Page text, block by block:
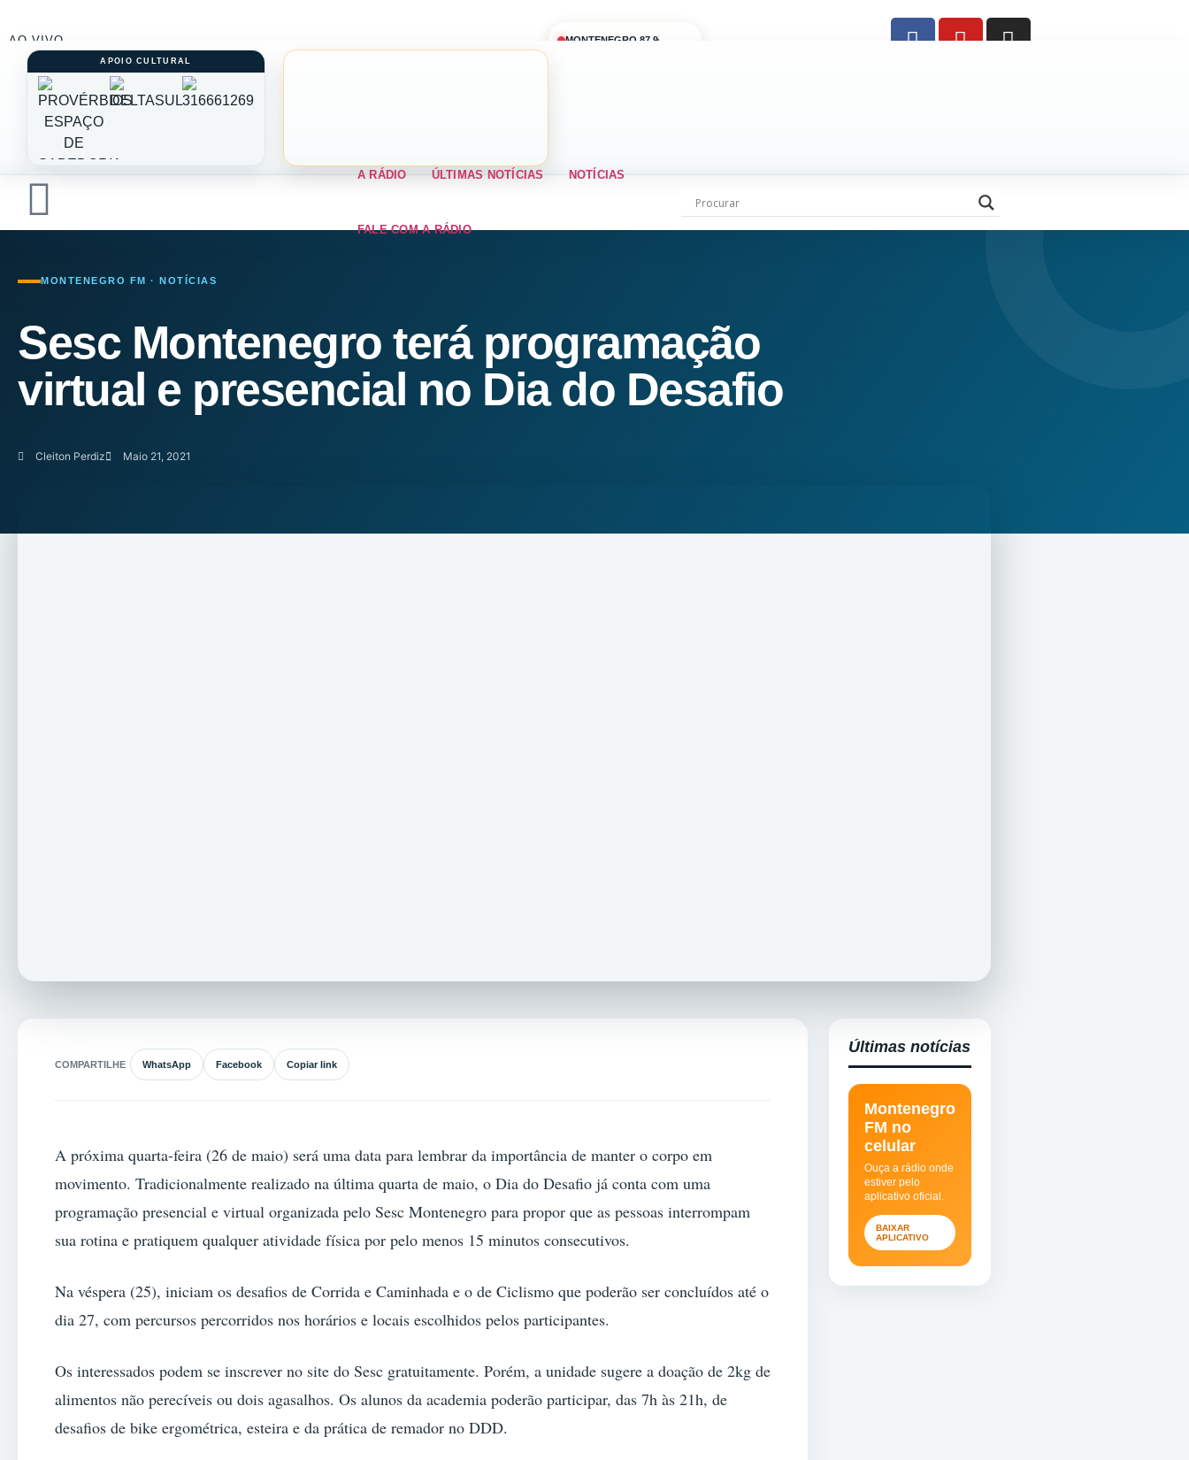
AO VIVO MONTENEGRO 87,9
A RÁDIO ÚLTIMAS NOTÍCIAS NOTÍCIAS
FALE COM A RÁDIO
MONTENEGRO FM · NOTÍCIAS
Sesc Montenegro terá programação
virtual e presencial no Dia do Desafio
Cleiton Perdiz Maio 21, 2021
COMPARTILHE WhatsApp Facebook Copiar link
A próxima quarta-feira (26 de maio) será uma data para lembrar da importância de manter o corpo em
movimento. Tradicionalmente realizado na última quarta de maio, o Dia do Desafio já conta com uma
programação presencial e virtual organizada pelo Sesc Montenegro para propor que as pessoas interrompam
sua rotina e pratiquem qualquer atividade física por pelo menos 15 minutos consecutivos.
Na véspera (25), iniciam os desafios de Corrida e Caminhada e o de Ciclismo que poderão ser concluídos até o
dia 27, com percursos percorridos nos horários e locais escolhidos pelos participantes.
Os interessados podem se inscrever no site do Sesc gratuitamente. Porém, a unidade sugere a doação de 2kg de
alimentos não perecíveis ou dois agasalhos. Os alunos da academia poderão participar, das 7h às 21h, de
desafios de bike ergométrica, esteira e da prática de remador no DDD.
Últimas notícias
Montenegro
FM no
celular
Ouça a rádio onde
estiver pelo
aplicativo oficial.
BAIXAR
APLICATIVO